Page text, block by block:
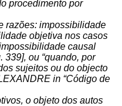
procedimento por
razões: impossibilidade
objetiva nos casos
causal
339], ou “quando, por
sujeitos ou do objecto
in “Código de
o objeto dos autos